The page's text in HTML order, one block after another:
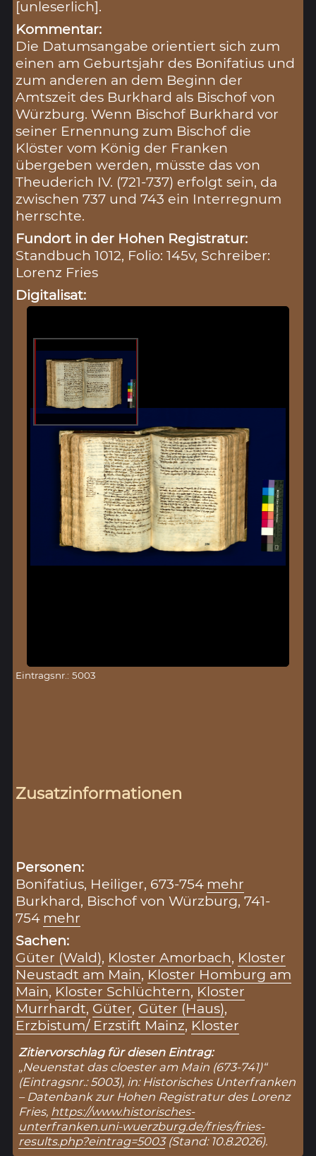
[unleserlich].
Kommentar:
Die Datumsangabe orientiert sich zum
einen am Geburtsjahr des Bonifatius und
zum anderen an dem Beginn der
Amtszeit des Burkhard als Bischof von
Würzburg. Wenn Bischof Burkhard vor
seiner Ernennung zum Bischof die
Klöster vom König der Franken
übergeben werden, müsste das von
Theuderich IV. (721-737) erfolgt sein, da
zwischen 737 und 743 ein Interregnum
herrschte.
Fundort in der Hohen Registratur:
Standbuch 1012, Folio: 145v, Schreiber:
Lorenz Fries
Digitalisat:
Eintragsnr.: 5003
Zusatzinformationen
Personen:
Bonifatius, Heiliger, 673-754 mehr
Burkhard, Bischof von Würzburg, 741-
754 mehr
Sachen:
Güter (Wald), Kloster Amorbach, Kloster
Neustadt am Main, Kloster Homburg am
Main, Kloster Schlüchtern, Kloster
Murrhardt, Güter, Güter (Haus),
Erzbistum/ Erzstift Mainz, Kloster
Zitiervorschlag für diesen Eintrag:
„Neuenstat das cloester am Main (673-741)“
(Eintragsnr.: 5003), in: Historisches Unterfranken
– Datenbank zur Hohen Registratur des Lorenz
Fries, https://www.historisches-
unterfranken.uni-wuerzburg.de/fries/fries-
results.php?eintrag=5003(Stand: 10.8.2026).